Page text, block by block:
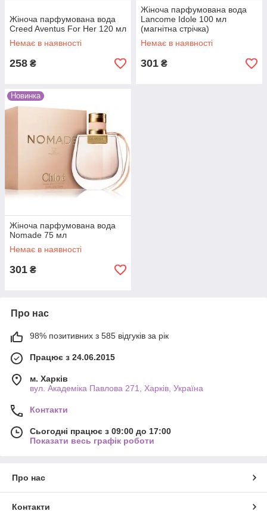
Жіноча парфумована вода
Creed Aventus For Her 120 мл
Немає в наявності
258 ₴
Жіноча парфумована вода
Lancome Idole 100 мл
(магнітна стрічка)
Немає в наявності
301 ₴
Новинка
Жіноча парфумована вода
Nomade 75 мл
Немає в наявності
301 ₴
Про нас
98% позитивних з 585 відгуків за рік
Працює з 24.06.2015
м. Харків
вул. Академіка Павлова 271, Харків, Україна
Контакти
Сьогодні працює з 09:00 до 17:00
Показати весь графік роботи
Про нас
Контакти